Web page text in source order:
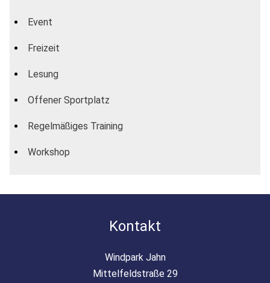
Event
Freizeit
Lesung
Offener Sportplatz
Regelmäßiges Training
Workshop
Kontakt
Windpark Jahn
Mittelfeldstraße 29